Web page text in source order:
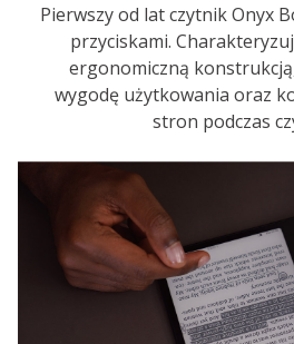
Pierwszy od lat czytnik Onyx
przyciskami.
ergonomiczną
wygodę użytkowania oraz
stron podczas